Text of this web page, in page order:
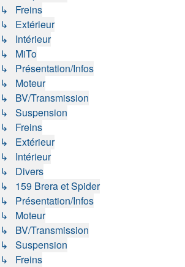
↳ Freins
↳ Extérieur
↳ Intérieur
↳ MiTo
↳ Présentation/Infos
↳ Moteur
↳ BV/Transmission
↳ Suspension
↳ Freins
↳ Extérieur
↳ Intérieur
↳ Divers
↳ 159 Brera et Spider
↳ Présentation/Infos
↳ Moteur
↳ BV/Transmission
↳ Suspension
↳ Freins